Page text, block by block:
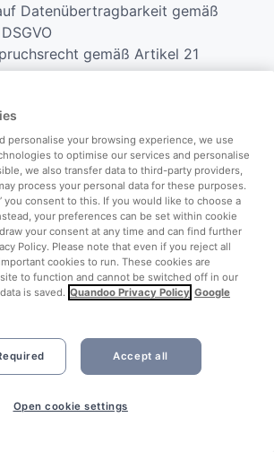
Datenübertragbarkeit gemäß
gemäß Artikel 21
Sie ein Einspruchsrecht bei
Datenschutzaufsichtsbehörde (Art.
mit § 19 BDSG).
in die Verarbeitung Ihrer
Daten jederzeit widerrufen.
den Widerruf von
die uns vor der Geltung
vor dem 25. Mai 2018, erteilt
ist jedoch nur für die Zukunft
die vor dem Widerruf
ist davon nicht betroffen.
ich die Löschung meiner Daten?
an dataprotection@quandoo.com
personalise your browsing experience, we use
to optimise our services and personalise
we also transfer data to third-party providers,
process your personal data for these purposes.
you consent to this. If you would like to choose a
your preferences can be set within cookie
your consent at any time and can find further
Policy. Please note that even if you reject all
cookies to run. These cookies are
to function and cannot be switched off in our
is saved. Quandoo Privacy Policy Google
Accept all
Open cookie settings